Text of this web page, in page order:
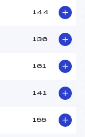
20H15
(MV)
144
136
161
141
155